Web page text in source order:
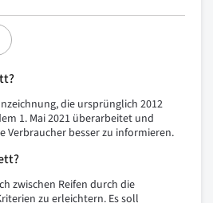
die ursprünglich 2012
1. Mai 2021 überarbeitet und
Verbraucher besser zu informieren.
zwischen Reifen durch die
zu erleichtern. Es soll